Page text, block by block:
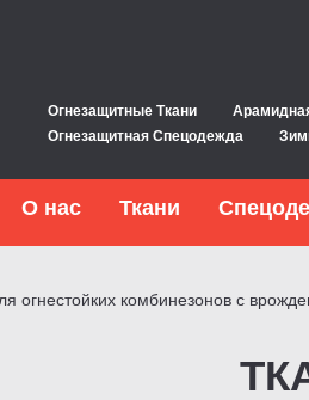
Огнезащитные Ткани
Огнезащитная Спецодежда
О нас Ткани
огнестойких комбинезонов с